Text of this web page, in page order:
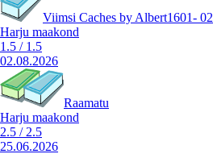
Viimsi Caches by Albert1601- 02
Harju maakond
1.5 / 1.5
02.08.2026
Raamatu
Harju maakond
2.5 / 2.5
25.06.2026